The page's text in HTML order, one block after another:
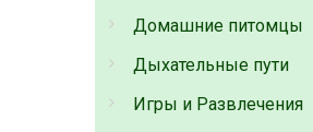
Домашние питомцы
Дыхательные пути
Игры и Развлечения